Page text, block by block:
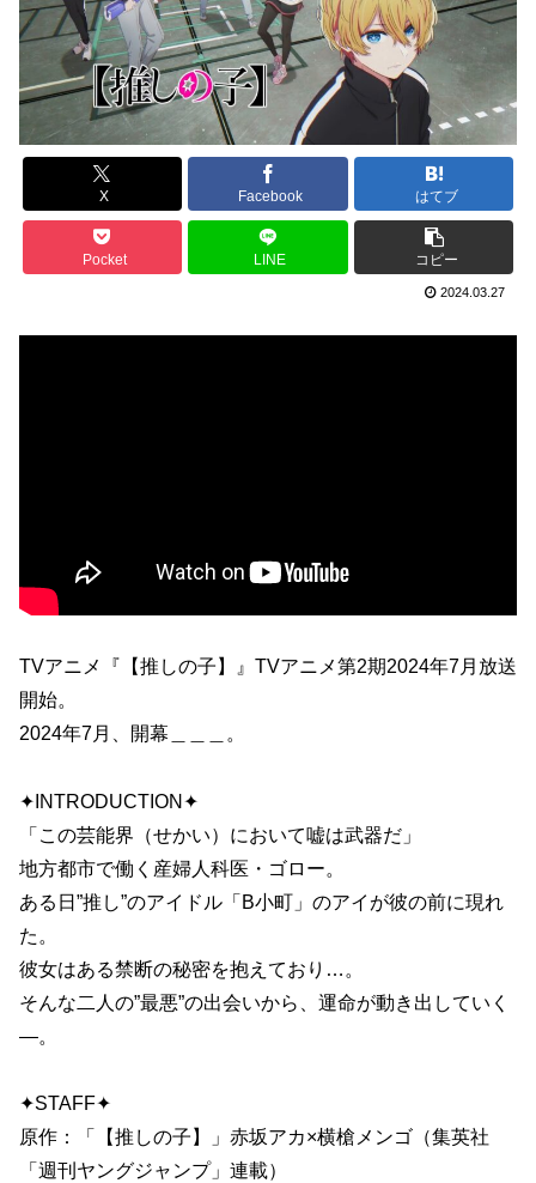
X Facebook はてブ
Pocket LINE コピー
2024.03.27
TVアニメ『【推しの子】』TVアニメ第2期2024年7月放送
開始。
2024年7月、開幕＿＿＿。
✦INTRODUCTION✦
「この芸能界（せかい）において嘘は武器だ」
地方都市で働く産婦人科医・ゴロー。
ある日”推し”のアイドル「B小町」のアイが彼の前に現れ
た。
彼女はある禁断の秘密を抱えており…。
そんな二人の”最悪”の出会いから、運命が動き出していく
―。
✦STAFF✦
原作：「【推しの子】」赤坂アカ×横槍メンゴ（集英社
「週刊ヤングジャンプ」連載）